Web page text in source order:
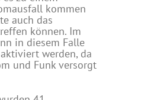
kommen
auch das
können. Im
in diesem Falle
werden, da
und Funk versorgt